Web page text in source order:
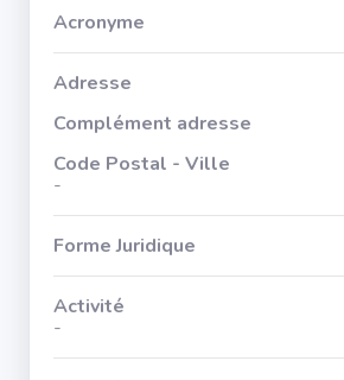
Acronyme
Adresse
Complément adresse
Code Postal - Ville
-
Forme Juridique
Activité
-